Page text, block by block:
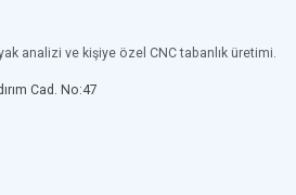
analizi ve kişiye özel CNC tabanlık üretimi.
Cad. No:47